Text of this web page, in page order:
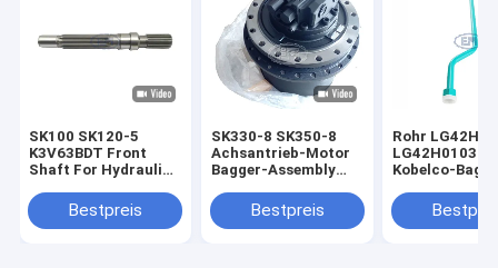
SK100 SK120-5
K3V63BDT Front
Shaft For Hydraulic
YW10V00005S111
Bestpreis
SK330-8 SK350-8
Achsantrieb-Motor
Bagger-Assembly
M4V290
LC15V00023F1
Bestpreis
Rohr
Kobelco-